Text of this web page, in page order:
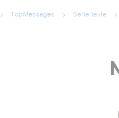
TopMessages Série texte